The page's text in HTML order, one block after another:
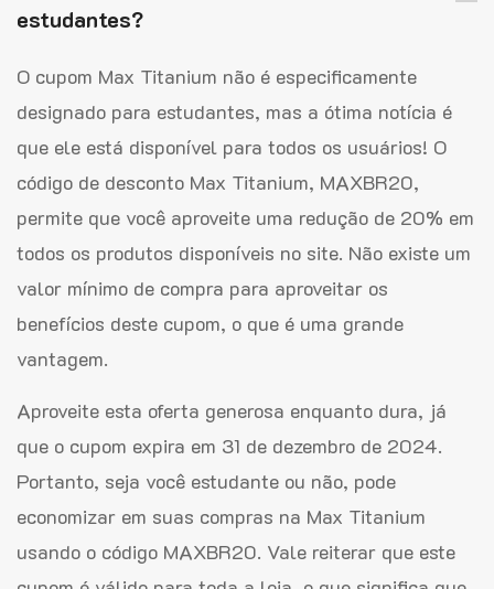
estudantes?
O cupom Max Titanium não é especificamente
designado para estudantes, mas a ótima notícia é
que ele está disponível para todos os usuários! O
código de desconto Max Titanium, MAXBR20,
permite que você aproveite uma redução de 20% em
todos os produtos disponíveis no site. Não existe um
valor mínimo de compra para aproveitar os
benefícios deste cupom, o que é uma grande
vantagem.
Aproveite esta oferta generosa enquanto dura, já
que o cupom expira em 31 de dezembro de 2024.
Portanto, seja você estudante ou não, pode
economizar em suas compras na Max Titanium
usando o código MAXBR20. Vale reiterar que este